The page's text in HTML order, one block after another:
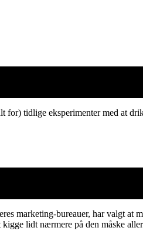
for) tidlige eksperimenter med at
marketing-bureauer, har valgt at
lidt nærmere på den måske